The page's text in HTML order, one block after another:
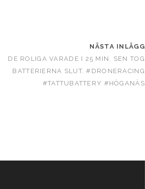
NÄSTA INLÄGG
DE ROLIGA VARADE I 25 MIN. SEN TOG
BATTERIERNA SLUT. #DRONERACING
#TATTUBATTERY #HÖGANÄS